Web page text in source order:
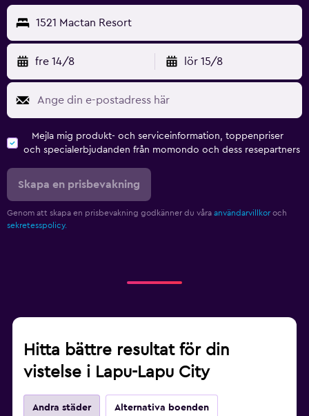
1521 Mactan Resort
fre 14/8 lör 15/8
Mejla mig produkt- och serviceinformation, toppenpriser
och specialerbjudanden från momondo och dess resepartners
Skapa en prisbevakning
Genom att skapa en prisbevakning godkänner du våra användarvillkor och
sekretesspolicy.
Hitta bättre resultat för din
vistelse i Lapu-Lapu City
Andra städer Alternativa boenden